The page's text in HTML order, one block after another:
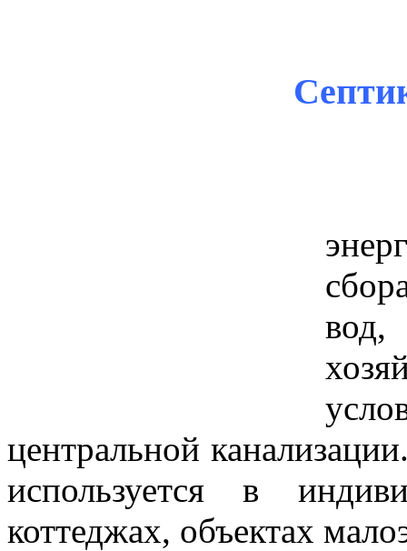
центральной
используется в
коттеджах, объектах